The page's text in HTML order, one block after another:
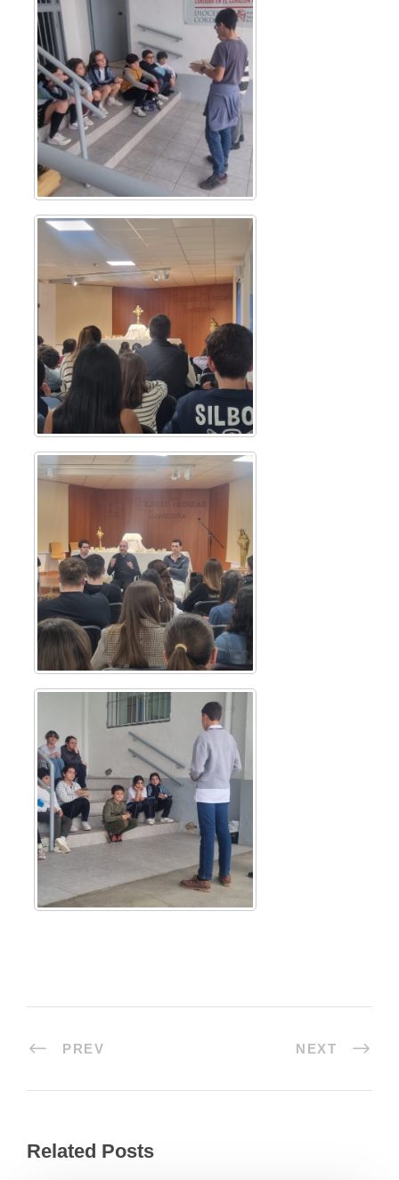
PREV NEXT
Related Posts